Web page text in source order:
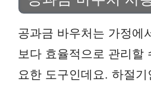
공과금 바우처는 가정에
보다 효율적으로 관리할
요한 도구인데요. 하절